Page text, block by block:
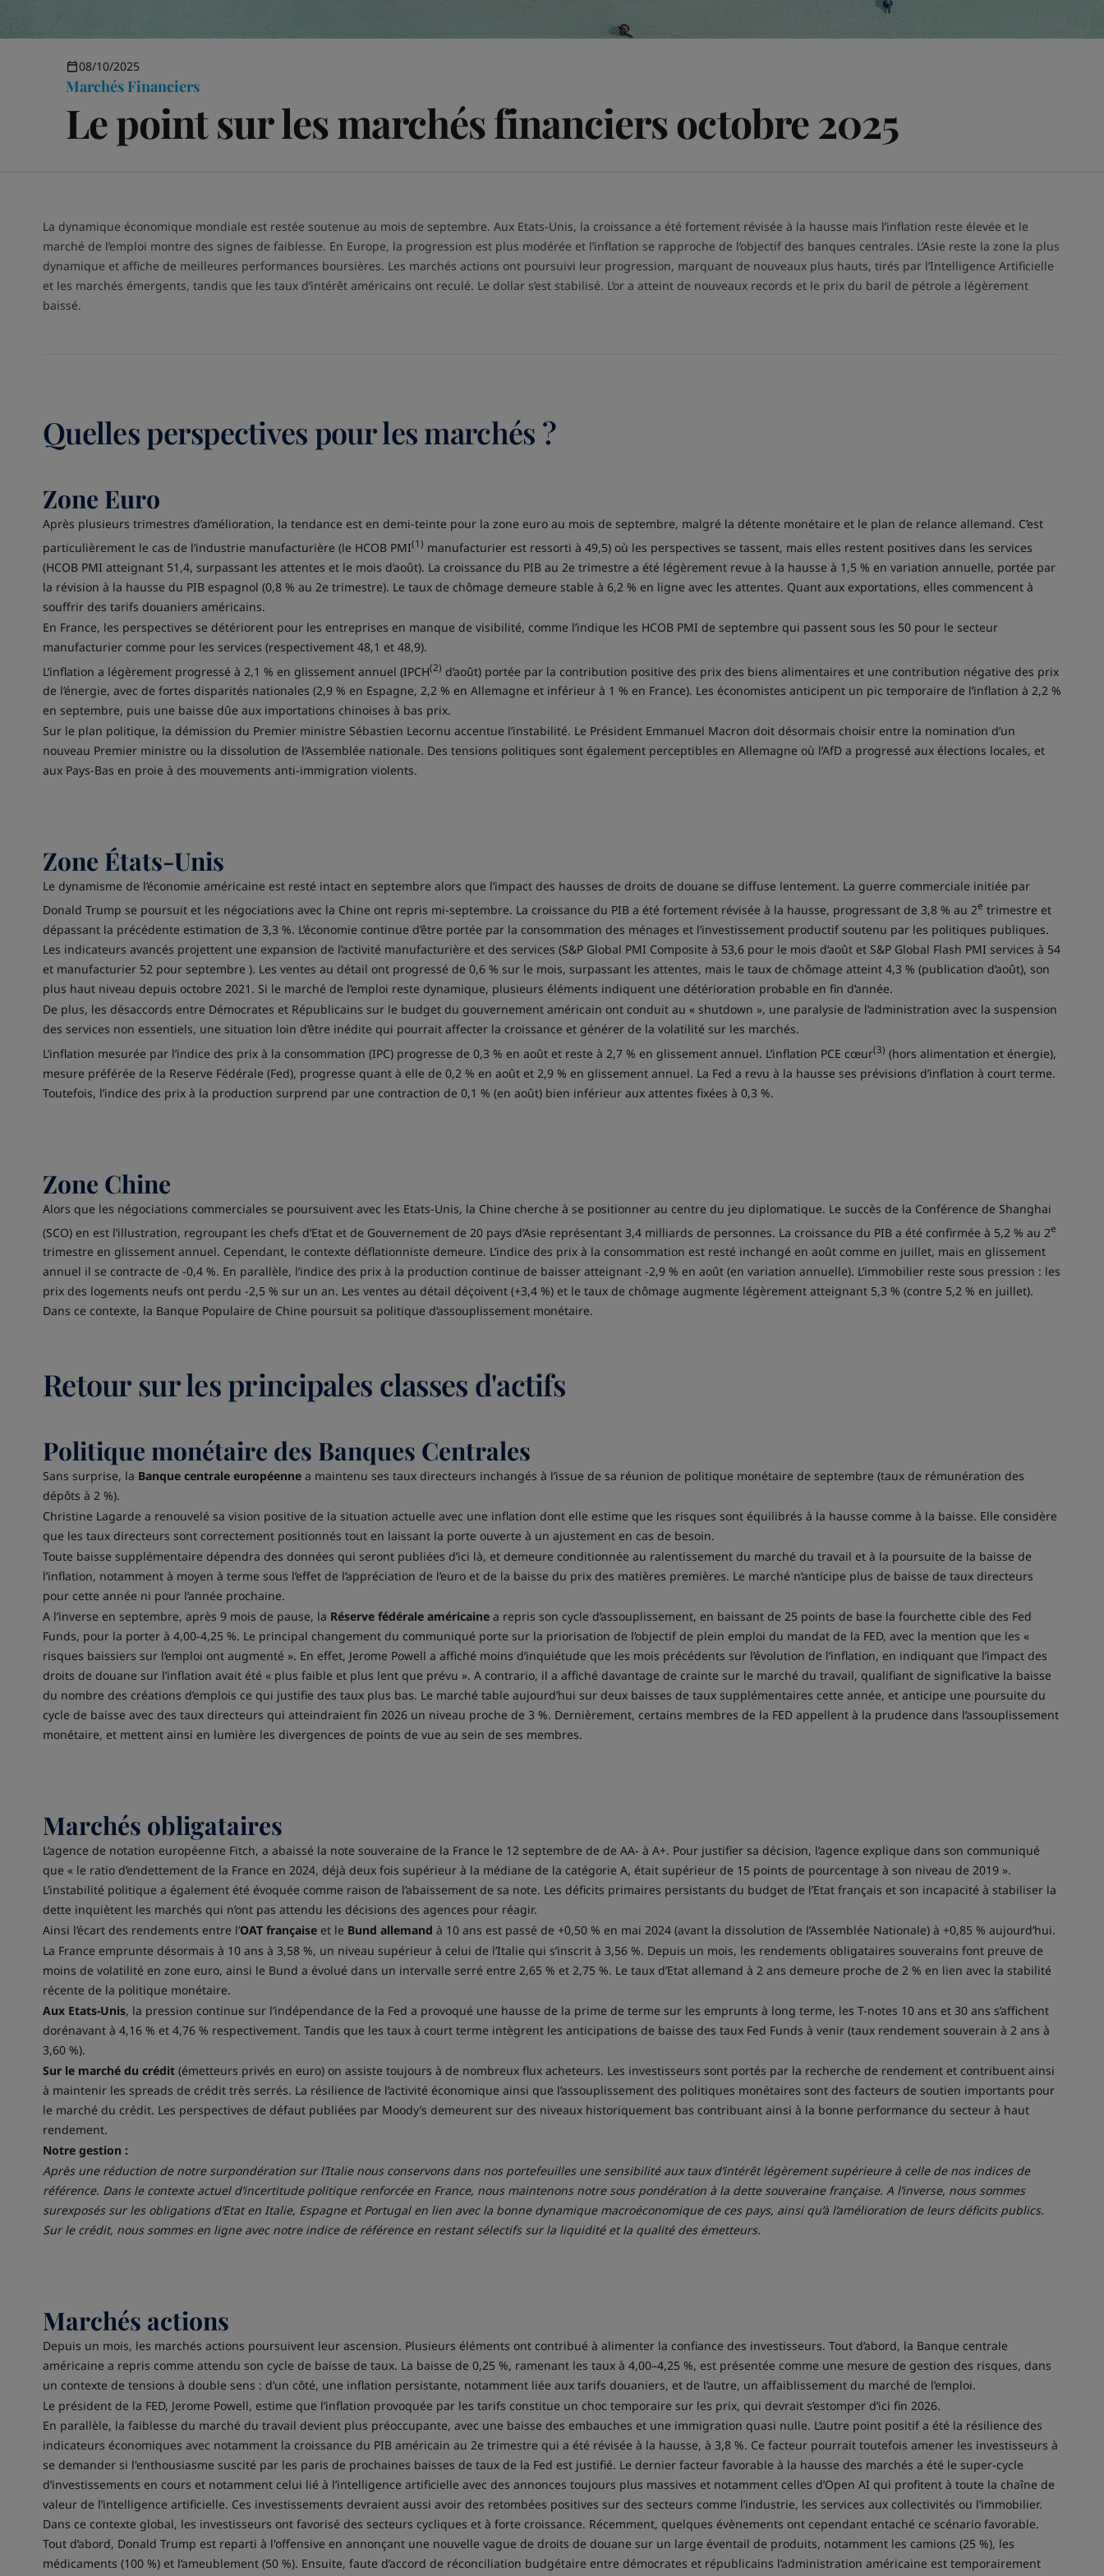
08/10/2025
Marchés Financiers
Le point sur les marchés financiers octobre 2025
La dynamique économique mondiale est restée soutenue au mois de septembre. Aux Etats-Unis, la croissance a été fortement révisée à la hausse mais l’inflation reste élevée et le
marché de l’emploi montre des signes de faiblesse. En Europe, la progression est plus modérée et l’inflation se rapproche de l’objectif des banques centrales. L’Asie reste la zone la plus
dynamique et affiche de meilleures performances boursières. Les marchés actions ont poursuivi leur progression, marquant de nouveaux plus hauts, tirés par l’Intelligence Artificielle
et les marchés émergents, tandis que les taux d’intérêt américains ont reculé. Le dollar s’est stabilisé. L’or a atteint de nouveaux records et le prix du baril de pétrole a légèrement
baissé.
Quelles perspectives pour les marchés ?
Zone Euro
Après plusieurs trimestres d’amélioration, la tendance est en demi-teinte pour la zone euro au mois de septembre, malgré la détente monétaire et le plan de relance allemand. C’est
particulièrement le cas de l’industrie manufacturière (le HCOB PMI(1) manufacturier est ressorti à 49,5) où les perspectives se tassent, mais elles restent positives dans les services
(HCOB PMI atteignant 51,4, surpassant les attentes et le mois d’août). La croissance du PIB au 2e trimestre a été légèrement revue à la hausse à 1,5 % en variation annuelle, portée par
la révision à la hausse du PIB espagnol (0,8 % au 2e trimestre). Le taux de chômage demeure stable à 6,2 % en ligne avec les attentes. Quant aux exportations, elles commencent à
souffrir des tarifs douaniers américains.
En France, les perspectives se détériorent pour les entreprises en manque de visibilité, comme l’indique les HCOB PMI de septembre qui passent sous les 50 pour le secteur
manufacturier comme pour les services (respectivement 48,1 et 48,9).
L’inflation a légèrement progressé à 2,1 % en glissement annuel (IPCH(2) d’août) portée par la contribution positive des prix des biens alimentaires et une contribution négative des prix
de l’énergie, avec de fortes disparités nationales (2,9 % en Espagne, 2,2 % en Allemagne et inférieur à 1 % en France). Les économistes anticipent un pic temporaire de l’inflation à 2,2 %
en septembre, puis une baisse dûe aux importations chinoises à bas prix.
Sur le plan politique, la démission du Premier ministre Sébastien Lecornu accentue l’instabilité. Le Président Emmanuel Macron doit désormais choisir entre la nomination d’un
nouveau Premier ministre ou la dissolution de l’Assemblée nationale. Des tensions politiques sont également perceptibles en Allemagne où l’AfD a progressé aux élections locales, et
aux Pays-Bas en proie à des mouvements anti-immigration violents.
Zone États-Unis
Le dynamisme de l’économie américaine est resté intact en septembre alors que l’impact des hausses de droits de douane se diffuse lentement. La guerre commerciale initiée par
Donald Trump se poursuit et les négociations avec la Chine ont repris mi-septembre. La croissance du PIB a été fortement révisée à la hausse, progressant de 3,8 % au 2e trimestre et
dépassant la précédente estimation de 3,3 %. L’économie continue d’être portée par la consommation des ménages et l’investissement productif soutenu par les politiques publiques.
Les indicateurs avancés projettent une expansion de l’activité manufacturière et des services (S&P Global PMI Composite à 53,6 pour le mois d’août et S&P Global Flash PMI services à 54
et manufacturier 52 pour septembre ). Les ventes au détail ont progressé de 0,6 % sur le mois, surpassant les attentes, mais le taux de chômage atteint 4,3 % (publication d’août), son
plus haut niveau depuis octobre 2021. Si le marché de l’emploi reste dynamique, plusieurs éléments indiquent une détérioration probable en fin d’année.
De plus, les désaccords entre Démocrates et Républicains sur le budget du gouvernement américain ont conduit au « shutdown », une paralysie de l’administration avec la suspension
des services non essentiels, une situation loin d’être inédite qui pourrait affecter la croissance et générer de la volatilité sur les marchés.
L’inflation mesurée par l’indice des prix à la consommation (IPC) progresse de 0,3 % en août et reste à 2,7 % en glissement annuel. L’inflation PCE cœur(3) (hors alimentation et énergie),
mesure préférée de la Reserve Fédérale (Fed), progresse quant à elle de 0,2 % en août et 2,9 % en glissement annuel. La Fed a revu à la hausse ses prévisions d’inflation à court terme.
Toutefois, l’indice des prix à la production surprend par une contraction de 0,1 % (en août) bien inférieur aux attentes fixées à 0,3 %.
Zone Chine
Alors que les négociations commerciales se poursuivent avec les Etats-Unis, la Chine cherche à se positionner au centre du jeu diplomatique. Le succès de la Conférence de Shanghai
(SCO) en est l’illustration, regroupant les chefs d’Etat et de Gouvernement de 20 pays d’Asie représentant 3,4 milliards de personnes. La croissance du PIB a été confirmée à 5,2 % au 2e
trimestre en glissement annuel. Cependant, le contexte déflationniste demeure. L’indice des prix à la consommation est resté inchangé en août comme en juillet, mais en glissement
annuel il se contracte de -0,4 %. En parallèle, l’indice des prix à la production continue de baisser atteignant -2,9 % en août (en variation annuelle). L’immobilier reste sous pression : les
prix des logements neufs ont perdu -2,5 % sur un an. Les ventes au détail déçoivent (+3,4 %) et le taux de chômage augmente légèrement atteignant 5,3 % (contre 5,2 % en juillet).
Dans ce contexte, la Banque Populaire de Chine poursuit sa politique d’assouplissement monétaire.
Retour sur les principales classes d'actifs
Politique monétaire des Banques Centrales
Sans surprise, la Banque centrale européenne a maintenu ses taux directeurs inchangés à l’issue de sa réunion de politique monétaire de septembre (taux de rémunération des
dépôts à 2 %).
Christine Lagarde a renouvelé sa vision positive de la situation actuelle avec une inflation dont elle estime que les risques sont équilibrés à la hausse comme à la baisse. Elle considère
que les taux directeurs sont correctement positionnés tout en laissant la porte ouverte à un ajustement en cas de besoin.
Toute baisse supplémentaire dépendra des données qui seront publiées d’ici là, et demeure conditionnée au ralentissement du marché du travail et à la poursuite de la baisse de
l’inflation, notamment à moyen à terme sous l’effet de l’appréciation de l’euro et de la baisse du prix des matières premières. Le marché n’anticipe plus de baisse de taux directeurs
pour cette année ni pour l’année prochaine.
A l’inverse en septembre, après 9 mois de pause, la Réserve fédérale américaine a repris son cycle d’assouplissement, en baissant de 25 points de base la fourchette cible des Fed
Funds, pour la porter à 4,00-4,25 %. Le principal changement du communiqué porte sur la priorisation de l’objectif de plein emploi du mandat de la FED, avec la mention que les «
risques baissiers sur l’emploi ont augmenté ». En effet, Jerome Powell a affiché moins d’inquiétude que les mois précédents sur l’évolution de l’inflation, en indiquant que l’impact des
droits de douane sur l’inflation avait été « plus faible et plus lent que prévu ». A contrario, il a affiché davantage de crainte sur le marché du travail, qualifiant de significative la baisse
du nombre des créations d’emplois ce qui justifie des taux plus bas. Le marché table aujourd’hui sur deux baisses de taux supplémentaires cette année, et anticipe une poursuite du
cycle de baisse avec des taux directeurs qui atteindraient fin 2026 un niveau proche de 3 %. Dernièrement, certains membres de la FED appellent à la prudence dans l’assouplissement
monétaire, et mettent ainsi en lumière les divergences de points de vue au sein de ses membres.
Marchés obligataires
L’agence de notation européenne Fitch, a abaissé la note souveraine de la France le 12 septembre de de AA- à A+. Pour justifier sa décision, l’agence explique dans son communiqué
que « le ratio d’endettement de la France en 2024, déjà deux fois supérieur à la médiane de la catégorie A, était supérieur de 15 points de pourcentage à son niveau de 2019 ».
L’instabilité politique a également été évoquée comme raison de l’abaissement de sa note. Les déficits primaires persistants du budget de l’Etat français et son incapacité à stabiliser la
dette inquiètent les marchés qui n’ont pas attendu les décisions des agences pour réagir.
Ainsi l’écart des rendements entre l’OAT française et le Bund allemand à 10 ans est passé de +0,50 % en mai 2024 (avant la dissolution de l’Assemblée Nationale) à +0,85 % aujourd’hui.
La France emprunte désormais à 10 ans à 3,58 %, un niveau supérieur à celui de l’Italie qui s’inscrit à 3,56 %. Depuis un mois, les rendements obligataires souverains font preuve de
moins de volatilité en zone euro, ainsi le Bund a évolué dans un intervalle serré entre 2,65 % et 2,75 %. Le taux d’Etat allemand à 2 ans demeure proche de 2 % en lien avec la stabilité
récente de la politique monétaire.
Aux Etats-Unis, la pression continue sur l’indépendance de la Fed a provoqué une hausse de la prime de terme sur les emprunts à long terme, les T-notes 10 ans et 30 ans s’affichent
dorénavant à 4,16 % et 4,76 % respectivement. Tandis que les taux à court terme intègrent les anticipations de baisse des taux Fed Funds à venir (taux rendement souverain à 2 ans à
3,60 %).
Sur le marché du crédit (émetteurs privés en euro) on assiste toujours à de nombreux flux acheteurs. Les investisseurs sont portés par la recherche de rendement et contribuent ainsi
à maintenir les spreads de crédit très serrés. La résilience de l’activité économique ainsi que l’assouplissement des politiques monétaires sont des facteurs de soutien importants pour
le marché du crédit. Les perspectives de défaut publiées par Moody’s demeurent sur des niveaux historiquement bas contribuant ainsi à la bonne performance du secteur à haut
rendement.
Notre gestion :
Après une réduction de notre surpondération sur l’Italie nous conservons dans nos portefeuilles une sensibilité aux taux d’intérêt légèrement supérieure à celle de nos indices de
référence. Dans le contexte actuel d’incertitude politique renforcée en France, nous maintenons notre sous pondération à la dette souveraine française. A l’inverse, nous sommes
surexposés sur les obligations d’Etat en Italie, Espagne et Portugal en lien avec la bonne dynamique macroéconomique de ces pays, ainsi qu’à l’amélioration de leurs déficits publics.
Sur le crédit, nous sommes en ligne avec notre indice de référence en restant sélectifs sur la liquidité et la qualité des émetteurs.
Marchés actions
Depuis un mois, les marchés actions poursuivent leur ascension. Plusieurs éléments ont contribué à alimenter la confiance des investisseurs. Tout d’abord, la Banque centrale
américaine a repris comme attendu son cycle de baisse de taux. La baisse de 0,25 %, ramenant les taux à 4,00–4,25 %, est présentée comme une mesure de gestion des risques, dans
un contexte de tensions à double sens : d’un côté, une inflation persistante, notamment liée aux tarifs douaniers, et de l’autre, un affaiblissement du marché de l’emploi.
Le président de la FED, Jerome Powell, estime que l’inflation provoquée par les tarifs constitue un choc temporaire sur les prix, qui devrait s’estomper d’ici fin 2026.
En parallèle, la faiblesse du marché du travail devient plus préoccupante, avec une baisse des embauches et une immigration quasi nulle. L’autre point positif a été la résilience des
indicateurs économiques avec notamment la croissance du PIB américain au 2e trimestre qui a été révisée à la hausse, à 3,8 %. Ce facteur pourrait toutefois amener les investisseurs à
se demander si l'enthousiasme suscité par les paris de prochaines baisses de taux de la Fed est justifié. Le dernier facteur favorable à la hausse des marchés a été le super-cycle
d’investissements en cours et notamment celui lié à l’intelligence artificielle avec des annonces toujours plus massives et notamment celles d’Open AI qui profitent à toute la chaîne de
valeur de l’intelligence artificielle. Ces investissements devraient aussi avoir des retombées positives sur des secteurs comme l’industrie, les services aux collectivités ou l’immobilier.
Dans ce contexte global, les investisseurs ont favorisé des secteurs cycliques et à forte croissance. Récemment, quelques évènements ont cependant entaché ce scénario favorable.
Tout d’abord, Donald Trump est reparti à l'offensive en annonçant une nouvelle vague de droits de douane sur un large éventail de produits, notamment les camions (25 %), les
médicaments (100 %) et l’ameublement (50 %). Ensuite, faute d’accord de réconciliation budgétaire entre démocrates et républicains l’administration américaine est temporairement